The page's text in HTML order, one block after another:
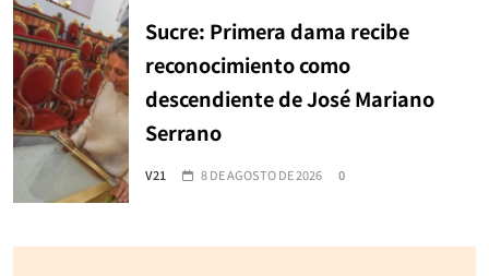
Sucre: Primera dama recibe
reconocimiento como
descendiente de José Mariano
Serrano
V21 8 DE AGOSTO DE 2026 0